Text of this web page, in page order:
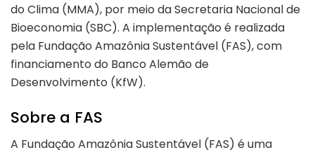
do Clima (MMA), por meio da Secretaria Nacional de
Bioeconomia (SBC). A implementação é realizada
pela Fundação Amazônia Sustentável (FAS), com
financiamento do Banco Alemão de
Desenvolvimento (KfW).
Sobre a FAS
A Fundação Amazônia Sustentável (FAS) é uma